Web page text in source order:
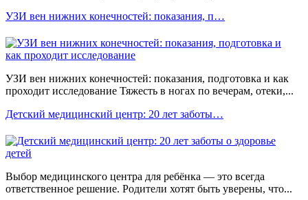
УЗИ вен нижних конечностей: показания, п…
УЗИ вен нижних конечностей: показания, подготовка и как
проходит исследование Тяжесть в ногах по вечерам, отеки,...
Детский медицинский центр: 20 лет заботы…
Выбор медицинского центра для ребёнка — это всегда
ответственное решение. Родители хотят быть уверены, что...